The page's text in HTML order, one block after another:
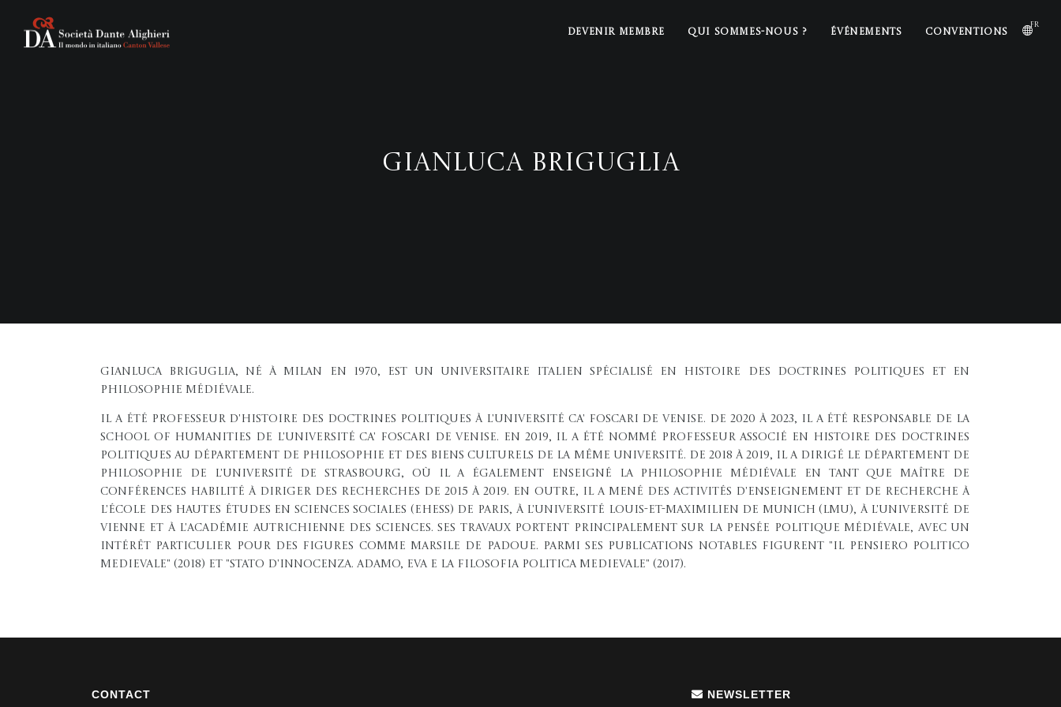
fr
DEVENIR MEMBRE QUI SOMMES-NOUS ? ÉVÉNEMENTS CONVENTIONS
Gianluca Briguglia
Gianluca Briguglia, né à Milan en 1970, est un universitaire italien spécialisé en histoire des doctrines politiques et en
philosophie médiévale.
Il a été professeur d'histoire des doctrines politiques à l'Université Ca' Foscari de Venise. De 2020 à 2023, il a été responsable de la
School of Humanities de l'Université Ca' Foscari de Venise. En 2019, il a été nommé professeur associé en histoire des doctrines
politiques au Département de philosophie et des biens culturels de la même université. De 2018 à 2019, il a dirigé le Département de
philosophie de l'Université de Strasbourg, où il a également enseigné la philosophie médiévale en tant que maître de
conférences habilité à diriger des recherches de 2015 à 2019. En outre, il a mené des activités d'enseignement et de recherche à
l'École des hautes études en sciences sociales (EHESS) de Paris, à l'Université Louis-et-Maximilien de Munich (LMU), à l'Université de
Vienne et à l'Académie autrichienne des sciences. Ses travaux portent principalement sur la pensée politique médiévale, avec un
intérêt particulier pour des figures comme Marsile de Padoue. Parmi ses publications notables figurent "Il pensiero politico
medievale" (2018) et "Stato d'innocenza. Adamo, Eva e la filosofia politica medievale" (2017).
CONTACT NEWSLETTER